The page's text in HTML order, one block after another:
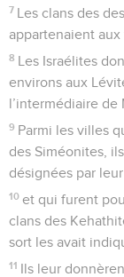
7 Les clans des
appartenaient aux
8 Les Israélites
environs aux
l’intermédiaire de
9 Parmi les villes
des Siméonites,
désignées par
10 et qui furent
clans des
sort les avait
11 Ils leur